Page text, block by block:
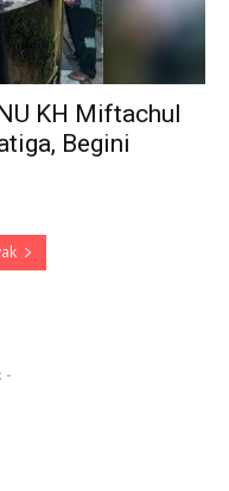
KH Miftachul
Begini
-